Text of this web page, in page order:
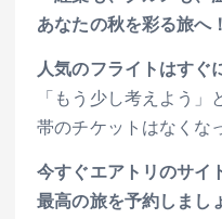
あなたの秋を彩る旅へ
人気のフライトはすぐ
「もう少し考えよう
帯のチケットはなくな
今すぐエアトリのサイ
最高の旅を予約しまし